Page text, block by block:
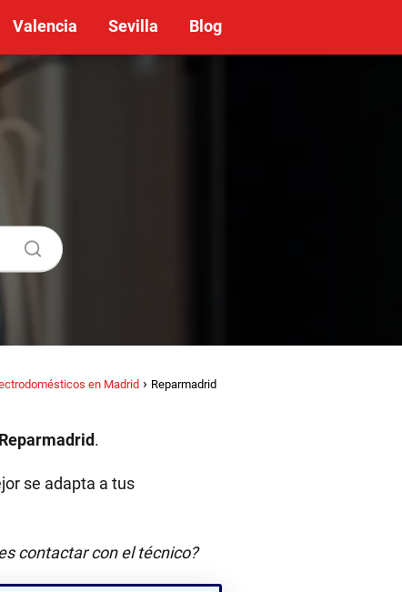
Valencia Sevilla Blog
en Madrid
Reparmadrid
Reparmadrid.
se adapta a tus
contactar con el técnico?